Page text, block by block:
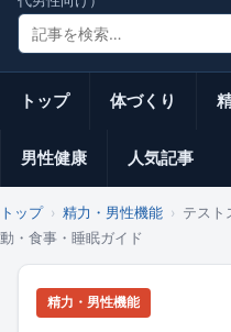
トップ 体づくり
男性健康 人気記事
トップ 精力・男性機能
テスト
動・食事・睡眠ガイド
精力・男性機能